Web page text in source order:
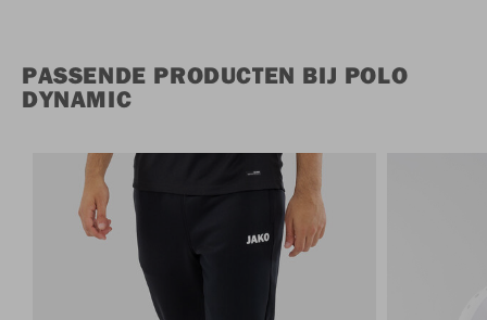
PASSENDE PRODUCTEN BIJ POLO
DYNAMIC